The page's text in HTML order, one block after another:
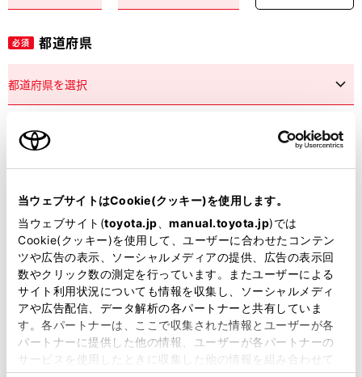
当ウェブサイトはCookie(クッキー)を使用します。
当ウェブサイト(toyota.jp manual.toyota.jp)では
Cookie(クッキー)を使用して、ユーザーに合わせたコンテン
ツや広告の表示、ソーシャルメディアの提供、広告の表示回
数やクリック数の測定を行っています。またユーザーによる
サイト利用状況についても情報を収集し、ソーシャルメディ
アや広告配信、データ解析の各パートナーと共有していま
す。各パートナーは、ここで収集された情報とユーザーが各
パートナーに提供した他の情報、ユーザーが各パートナーの
サービスを使用したときに収集した他の情報を組み合わせて
必須 都道府県
市区町村名
必須 丁目番地